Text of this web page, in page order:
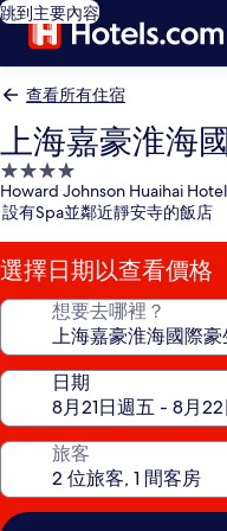
跳到主要內容
查看所有住宿
上海嘉豪淮海
4.0
星
級
住
宿
Howard Johnson Huaihai
設有Spa並鄰近靜安寺的飯店
選擇日期以查看價格
想要去哪裡？
日期
旅客